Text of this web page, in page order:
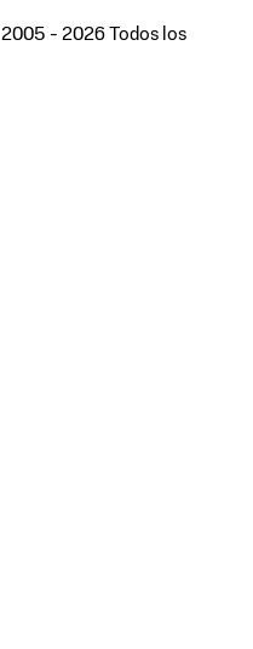
2005 - 2026 Todos los